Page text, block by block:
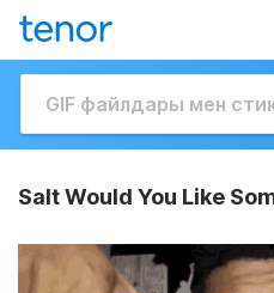
Salt Would You Like